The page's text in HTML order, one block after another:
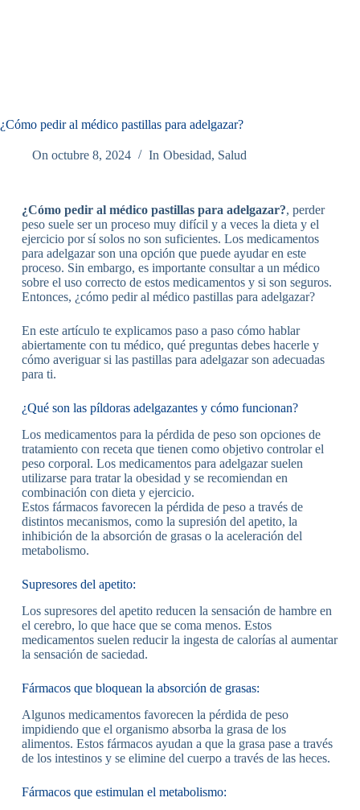
¿Cómo pedir al médico pastillas para adelgazar?
On octubre 8, 2024 In Obesidad, Salud
¿Cómo pedir al médico pastillas para adelgazar?, perder
peso suele ser un proceso muy difícil y a veces la dieta y el
ejercicio por sí solos no son suficientes. Los medicamentos
para adelgazar son una opción que puede ayudar en este
proceso. Sin embargo, es importante consultar a un médico
sobre el uso correcto de estos medicamentos y si son seguros.
Entonces, ¿cómo pedir al médico pastillas para adelgazar?
En este artículo te explicamos paso a paso cómo hablar
abiertamente con tu médico, qué preguntas debes hacerle y
cómo averiguar si las pastillas para adelgazar son adecuadas
para ti.
¿Qué son las píldoras adelgazantes y cómo funcionan?
Los medicamentos para la pérdida de peso son opciones de
tratamiento con receta que tienen como objetivo controlar el
peso corporal. Los medicamentos para adelgazar suelen
utilizarse para tratar la obesidad y se recomiendan en
combinación con dieta y ejercicio.
Estos fármacos favorecen la pérdida de peso a través de
distintos mecanismos, como la supresión del apetito, la
inhibición de la absorción de grasas o la aceleración del
metabolismo.
Supresores del apetito:
Los supresores del apetito reducen la sensación de hambre en
el cerebro, lo que hace que se coma menos. Estos
medicamentos suelen reducir la ingesta de calorías al aumentar
la sensación de saciedad.
Fármacos que bloquean la absorción de grasas:
Algunos medicamentos favorecen la pérdida de peso
impidiendo que el organismo absorba la grasa de los
alimentos. Estos fármacos ayudan a que la grasa pase a través
de los intestinos y se elimine del cuerpo a través de las heces.
Fármacos que estimulan el metabolismo: